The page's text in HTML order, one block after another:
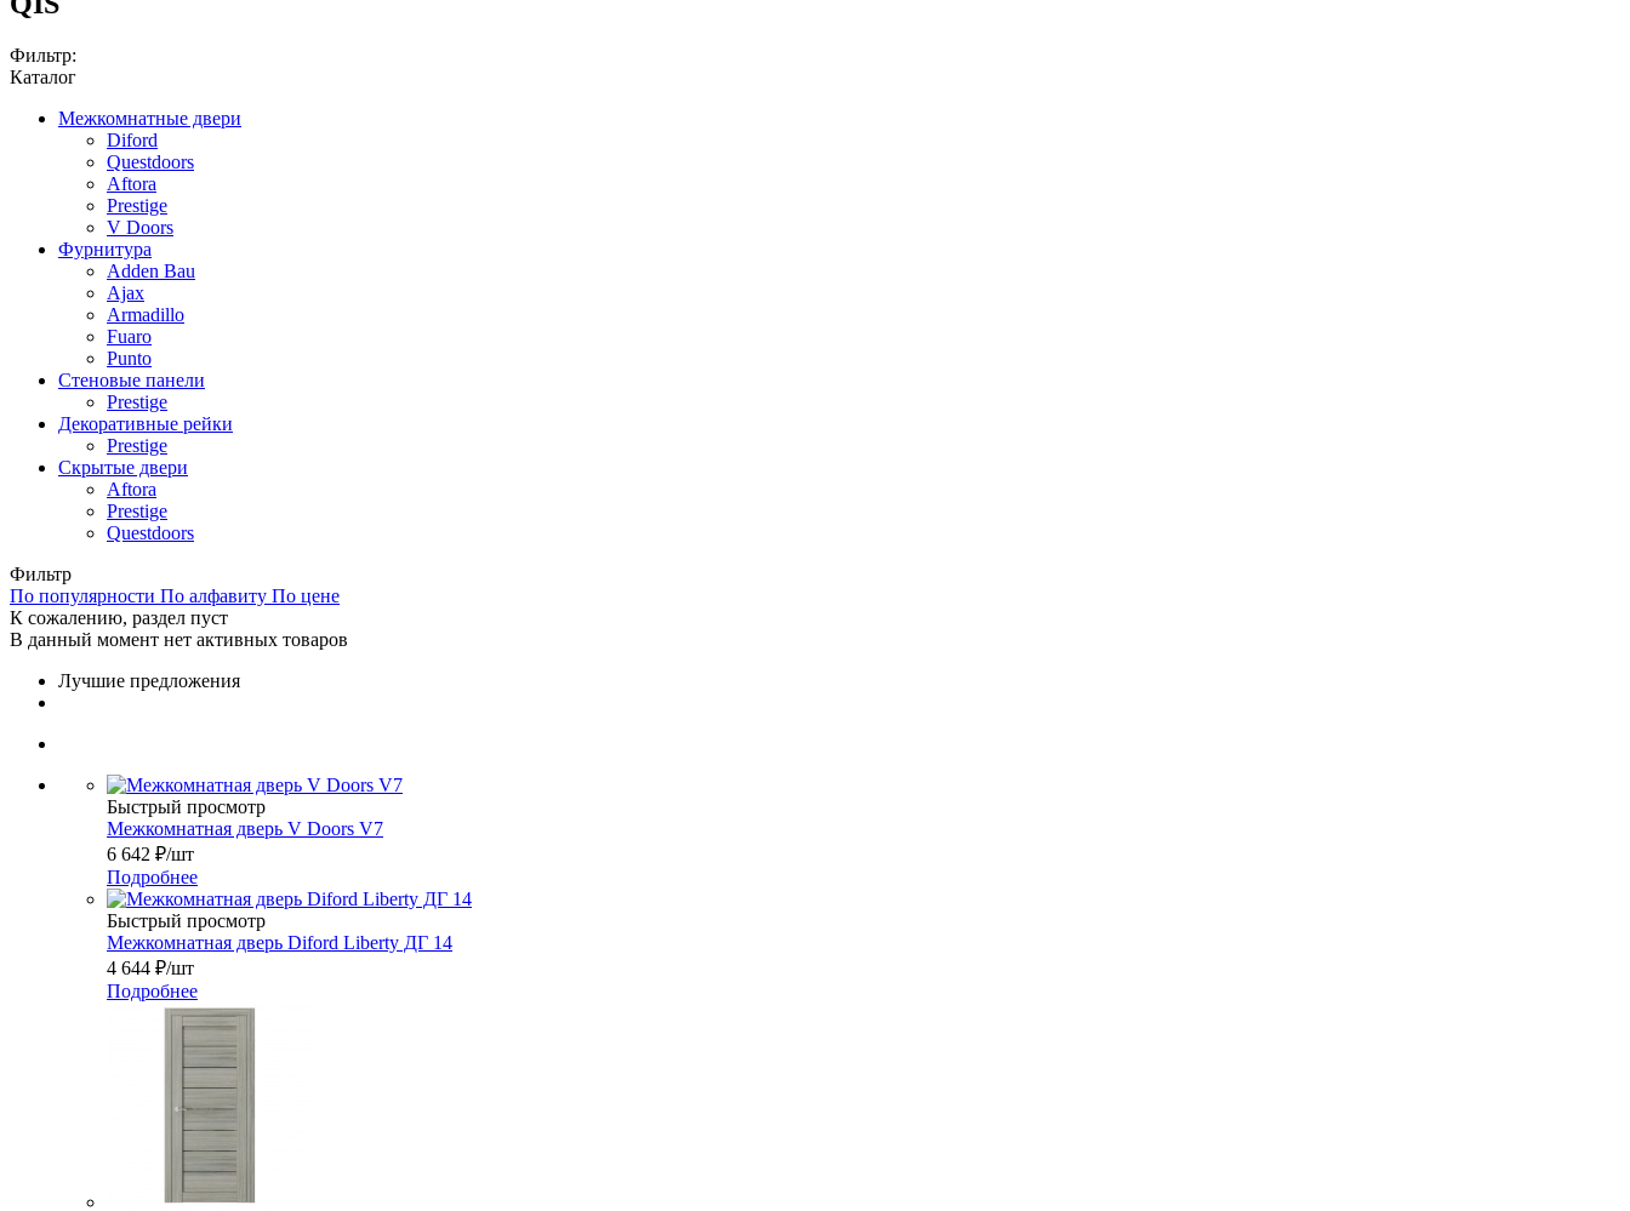
Фильтр:
Каталог
Межкомнатные двери
Diford
Questdoors
Aftora
Prestige
V Doors
Фурнитура
Adden Bau
Ajax
Armadillo
Fuaro
Punto
Стеновые панели
Prestige
Декоративные рейки
Prestige
Скрытые двери
Aftora
Prestige
Questdoors
Фильтр
По популярности По алфавиту По цене
К сожалению, раздел пуст
В данный момент нет активных товаров
Лучшие предложения
Быстрый просмотр
Межкомнатная дверь V Doors V7
6 642 ₽/шт
Подробнее
Быстрый просмотр
Межкомнатная дверь Diford Liberty ДГ 14
4 644 ₽/шт
Подробнее